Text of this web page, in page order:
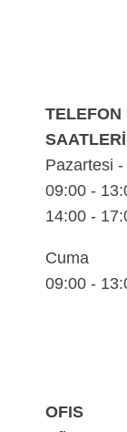
TELEFON
SAATLERİ
Pazartesi
09:00 -
14:00 -
Cuma
09:00 -
OFIS